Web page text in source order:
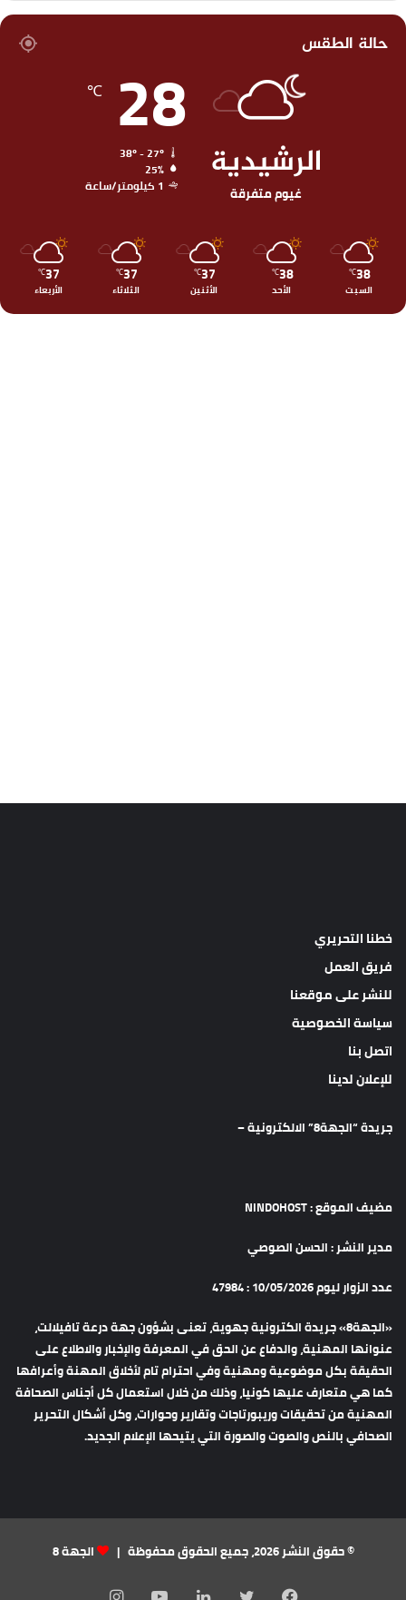
حالة الطقس
الرشيدية
غيوم متفرقة
28
℃
38º - 27º
25%
1 كيلومتر/ساعة
38
℃
السبت
38
℃
الأحد
37
℃
الأثنين
37
℃
الثلاثاء
37
℃
الأربعاء
خطنا التحريري
فريق العمل
للنشر على موقعنا
سياسة الخصوصية
اتصل بنا
للإعلان لدينا
جريدة “الجهة8” الالكترونية –
مضيف الموقع : NINDOHOST
مدير النشر : الحسن الصوصي
عدد الزوار ليوم 10/05/2026 : 47984
«الجهة8» جريدة الكترونية جهوية، تعنى بشؤون جهة درعة تافيلالت،
عنوانها المهنية، والدفاع عن الحق في المعرفة والإخبار والاطلاع على
الحقيقة بكل موضوعية ومهنية وفي احترام تام لأخلاق المهنة وأعرافها
كما هي متعارف عليها كونيا، وذلك من خلال استعمال كل أجناس الصحافة
المهنية من تحقيقات وريبورتاجات وتقارير وحوارات، وكل أشكال التحرير
الصحافي بالنص والصوت والصورة التي يتيحها الإعلام الجديد.
© حقوق النشر 2026، جميع الحقوق محفوظة | الجهة 8